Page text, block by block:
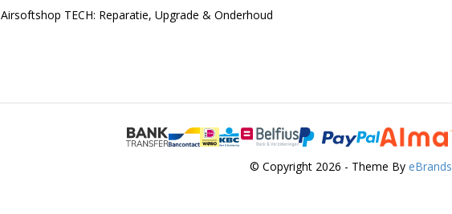
Airsoftshop TECH: Reparatie, Upgrade & Onderhoud
© Copyright 2026 - Theme ByeBrands